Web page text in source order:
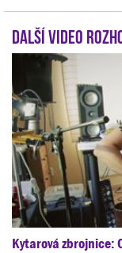
Další video
Kytarová zbrojnice: